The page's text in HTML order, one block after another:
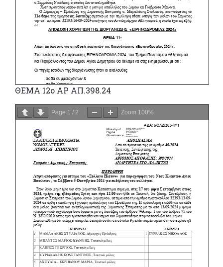
ΘΕΜΑ 12o ΑΡ ΑΠ.398.24
Page 1 / 2 Zoom 100%